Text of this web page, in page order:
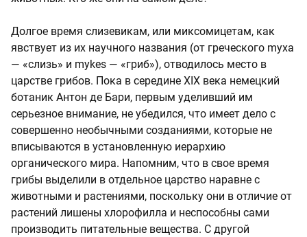
Долгое время слизевикам, или миксомицетам, как
явствует из их научного названия (от греческого myxa
— «слизь» и mykes — «гриб»), отводилось место в
царстве грибов. Пока в середине XIX века немецкий
ботаник Антон де Бари, первым уделивший им
серьезное внимание, не убедился, что имеет дело с
совершенно необычными созданиями, которые не
вписываются в установленную иерархию
органического мира. Напомним, что в свое время
грибы выделили в отдельное царство наравне с
животными и растениями, поскольку они в отличие от
растений лишены хлорофилла и неспособны сами
производить питательные вещества. С другой